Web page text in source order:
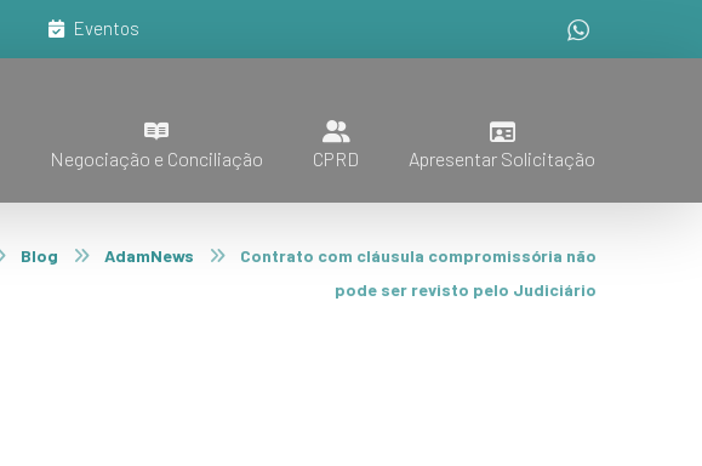
Eventos
Negociação e Conciliação CPRD Apresentar Solicitação
Blog AdamNews
Contrato com cláusula compromissória não
pode ser revisto pelo Judiciário